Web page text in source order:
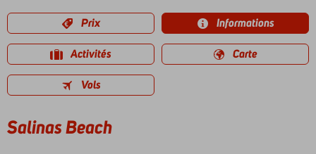
Prix Informations
Activités Carte
Vols
Salinas Beach